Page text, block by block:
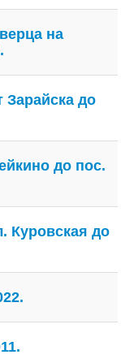
на
до
до пос.
Куровская до